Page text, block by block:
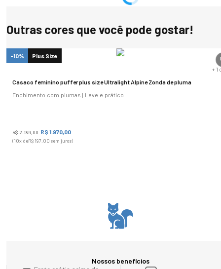
Comprimento da manga: 66 cm
Outras cores que você pode gostar!
-10%
Plus Size
+ 1
Casaco feminino puffer plus size Ultralight Alpine Zonda de pluma
Enchimento com plumas | Leve e prático
R$2.189,00 R$ 1.970,00
(10x deR$ 197,00 sem juros)
Nossos benefícios